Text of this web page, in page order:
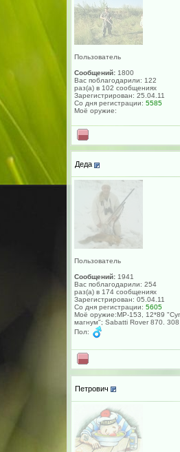
Пользователь
Сообщений: 1800
Вас поблагодарили: 122
раз(а) в 102 сообщениях
Зарегистрирован: 25.04.11
Со дня регистрации: 5585
Моё оружие:
Деда
Пользователь
Сообщений: 1941
Вас поблагодарили: 254
раз(а) в 174 сообщениях
Зарегистрирован: 05.04.11
Со дня регистрации: 5605
Моё оружие:МР-153, 12*89
магнум"; Sabatti Rover 870. 308
Пол:
Петрович